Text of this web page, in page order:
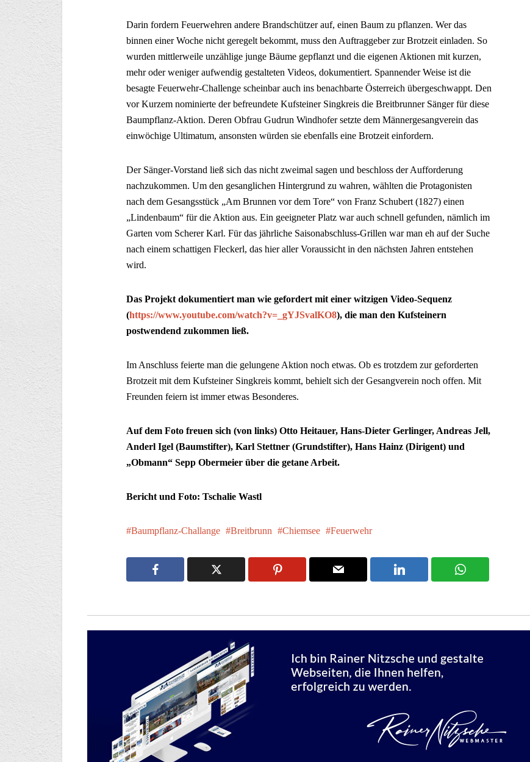
Darin fordern Feuerwehren andere Brandschützer auf, einen Baum zu pflanzen. Wer das
binnen einer Woche nicht geregelt bekommt, muss den Auftraggeber zur Brotzeit einladen. So
wurden mittlerweile unzählige junge Bäume gepflanzt und die eigenen Aktionen mit kurzen,
mehr oder weniger aufwendig gestalteten Videos, dokumentiert. Spannender Weise ist die
besagte Feuerwehr-Challenge scheinbar auch ins benachbarte Österreich übergeschwappt. Den
vor Kurzem nominierte der befreundete Kufsteiner Singkreis die Breitbrunner Sänger für diese
Baumpflanz-Aktion. Deren Obfrau Gudrun Windhofer setzte dem Männergesangverein das
einwöchige Ultimatum, ansonsten würden sie ebenfalls eine Brotzeit einfordern.
Der Sänger-Vorstand ließ sich das nicht zweimal sagen und beschloss der Aufforderung
nachzukommen. Um den gesanglichen Hintergrund zu wahren, wählten die Protagonisten
nach dem Gesangsstück „Am Brunnen vor dem Tore“ von Franz Schubert (1827) einen
„Lindenbaum“ für die Aktion aus. Ein geeigneter Platz war auch schnell gefunden, nämlich im
Garten vom Scherer Karl. Für das jährliche Saisonabschluss-Grillen war man eh auf der Suche
nach einem schattigen Fleckerl, das hier aller Voraussicht in den nächsten Jahren entstehen
wird.
Das Projekt dokumentiert man wie gefordert mit einer witzigen Video-Sequenz
(https://www.youtube.com/watch?v=_gYJSvalKO8), die man den Kufsteinern
postwendend zukommen ließ.
Im Anschluss feierte man die gelungene Aktion noch etwas. Ob es trotzdem zur geforderten
Brotzeit mit dem Kufsteiner Singkreis kommt, behielt sich der Gesangverein noch offen. Mit
Freunden feiern ist immer etwas Besonderes.
Auf dem Foto freuen sich (von links) Otto Heitauer, Hans-Dieter Gerlinger, Andreas Jell,
Anderl Igel (Baumstifter), Karl Stettner (Grundstifter), Hans Hainz (Dirigent) und
„Obmann“ Sepp Obermeier über die getane Arbeit.
Bericht und Foto: Tschalie Wastl
Baumpflanz-Challange Breitbrunn Chiemsee Feuerwehr